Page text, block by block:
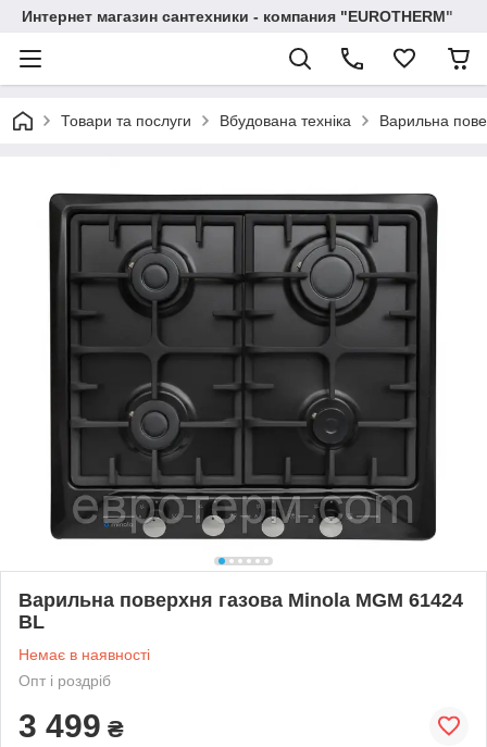
Интернет магазин сантехники - компания "EUROTHERM"
Товари та послуги Вбудована техніка Варильна
Варильна поверхня газова Minola MGM 61424
BL
Немає в наявності
Опт і роздріб
3 499 ₴